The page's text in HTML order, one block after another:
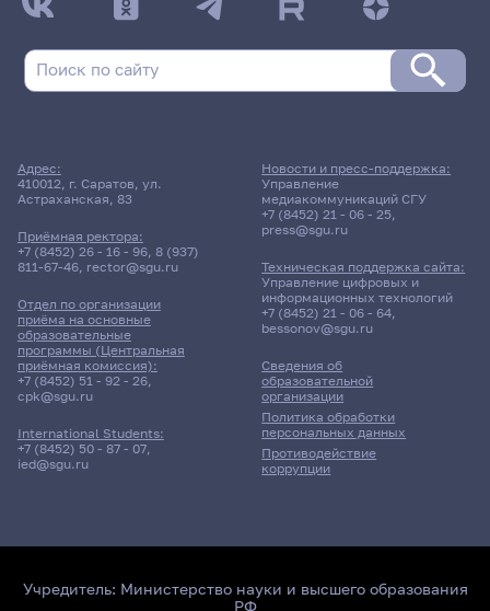
Адрес:
410012, г. Саратов, ул.
Астраханская, 83
Приёмная ректора:
+7 (8452) 26 - 16 - 96, 8 (937)
811-67-46, rector@sgu.ru
Отдел по организации
приёма на основные
образовательные
программы (Центральная
приёмная комиссия):
+7 (8452) 51 - 92 - 26,
cpk@sgu.ru
International Students:
+7 (8452) 50 - 87 - 07,
ied@sgu.ru
Сведения об
образовательной
организации
Политика обработки
персональных данных
Противодействие
коррупции
Новости и пресс-поддержка:
Управление
медиакоммуникаций СГУ
+7 (8452) 21 - 06 - 25,
press@sgu.ru
Техническая поддержка сайта:
Управление цифровых и
информационных технологий
+7 (8452) 21 - 06 - 64,
bessonov@sgu.ru
Учредитель: Министерство науки и высшего образования
РФ